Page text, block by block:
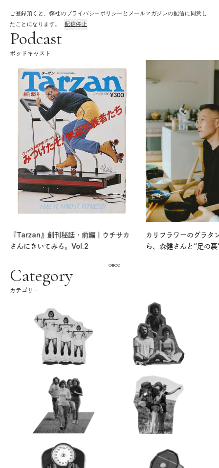
ご登録頂くと、弊社のプライバシーポリシーとメールマガジンの配信に同意し
たことになります。
配信停止
Podcast
ポッドキャスト
『Tarzan』創刊秘話・前編｜ウチサカ
さんにきいてみる。Vol.2
カリフラワーのグラタ
ら、森健さんと“足の
Category
カテゴリー